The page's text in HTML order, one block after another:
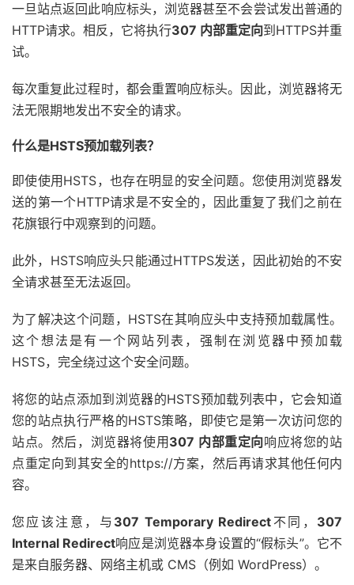
一旦站点返回此响应标头，浏览器甚至不会尝试发出普通的
HTTP请求。相反，它将执行307 内部重定向到HTTPS并重
试。
每次重复此过程时，都会重置响应标头。因此，浏览器将无
法无限期地发出不安全的请求。
什么是HSTS预加载列表？
即使使用HSTS，也存在明显的安全问题。您使用浏览器发
送的第一个HTTP请求是不安全的，因此重复了我们之前在
花旗银行中观察到的问题。
此外，HSTS响应头只能通过HTTPS发送，因此初始的不安
全请求甚至无法返回。
为了解决这个问题，HSTS在其响应头中支持预加载属性。
这个想法是有一个网站列表，强制在浏览器中预加载
HSTS，完全绕过这个安全问题。
将您的站点添加到浏览器的HSTS预加载列表中，它会知道
您的站点执行严格的HSTS策略，即使它是第一次访问您的
站点。然后，浏览器将使用 307 内部重定向响应将您的站
点重定向到其安全的https://方案，然后再请求其他任何内
容。
您应该注意，与 307 Temporary Redirect 不同， 307
Internal Redirect响应是浏览器本身设置的“假标头”。它不
是来自服务器、网络主机或 CMS（例如 WordPress）。